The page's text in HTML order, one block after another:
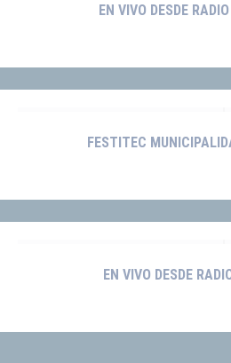
EN VIVO DESDE
FESTITEC
EN VIVO DESDE